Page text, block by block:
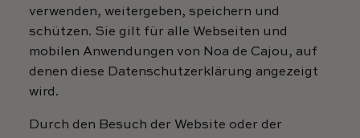
verwenden, weitergeben, speichern und
schützen. Sie gilt für alle Webseiten und
mobilen Anwendungen von Noa de Cajou, auf
denen diese Datenschutzerklärung angezeigt
wird.
Durch den Besuch der Website oder der